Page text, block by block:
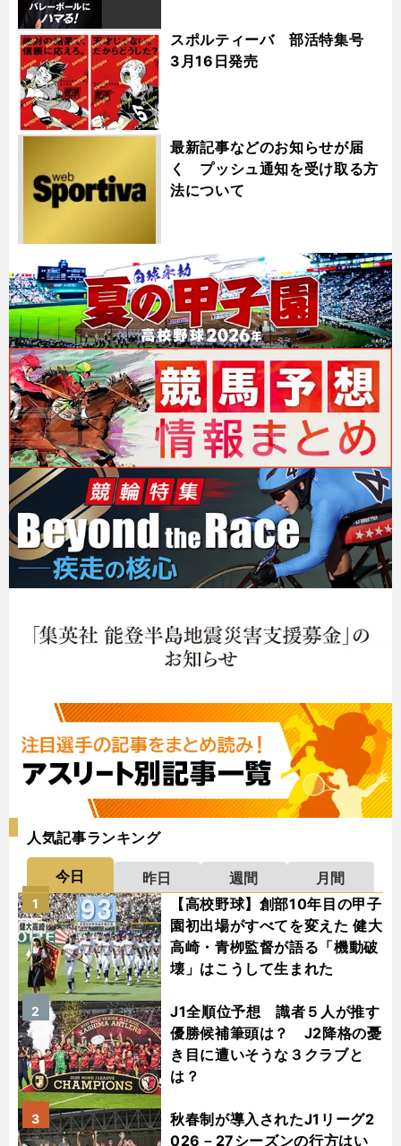
スポルティーバ 部活特集号
3月16日発売
最新記事などのお知らせが届
く プッシュ通知を受け取る方
法について
人気記事ランキング
今日 昨日 週間
月間
【高校野球】創部10年目の甲子
園初出場がすべてを変えた 健大
高崎・青栁監督が語る「機動破
壊」はこうして生まれた
1
J1全順位予想 識者５人が推す
優勝候補筆頭は？ J2降格の憂
き目に遭いそうな３クラブと
は？
2
秋春制が導入されたJ1リーグ2
026－27シーズンの行方はい
3